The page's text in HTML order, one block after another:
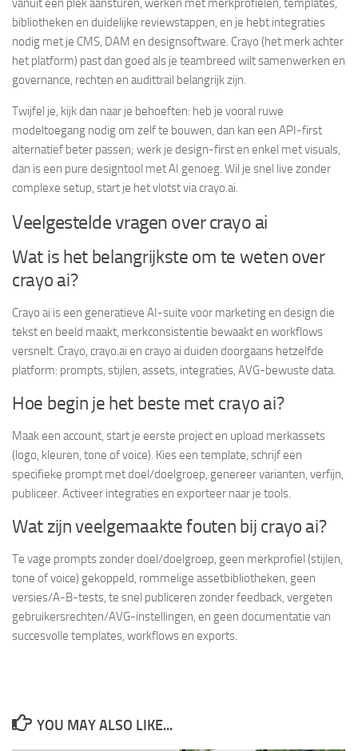
vanuit één plek aansturen, werken met merkprofielen, templates,
bibliotheken en duidelijke reviewstappen, en je hebt integraties
nodig met je CMS, DAM en designsoftware. Crayo (het merk achter
het platform) past dan goed als je teambreed wilt samenwerken en
governance, rechten en audittrail belangrijk zijn.
Twijfel je, kijk dan naar je behoeften: heb je vooral ruwe
modeltoegang nodig om zelf te bouwen, dan kan een API-first
alternatief beter passen; werk je design-first en enkel met visuals,
dan is een pure designtool met AI genoeg. Wil je snel live zonder
complexe setup, start je het vlotst via crayo.ai.
Veelgestelde vragen over crayo ai
Wat is het belangrijkste om te weten over
crayo ai?
Crayo ai is een generatieve AI-suite voor marketing en design die
tekst en beeld maakt, merkconsistentie bewaakt en workflows
versnelt. Crayo, crayo.ai en crayo ai duiden doorgaans hetzelfde
platform: prompts, stijlen, assets, integraties, AVG-bewuste data.
Hoe begin je het beste met crayo ai?
Maak een account, start je eerste project en upload merkassets
(logo, kleuren, tone of voice). Kies een template, schrijf een
specifieke prompt met doel/doelgroep, genereer varianten, verfijn,
publiceer. Activeer integraties en exporteer naar je tools.
Wat zijn veelgemaakte fouten bij crayo ai?
Te vage prompts zonder doel/doelgroep, geen merkprofiel (stijlen,
tone of voice) gekoppeld, rommelige assetbibliotheken, geen
versies/A-B-tests, te snel publiceren zonder feedback, vergeten
gebruikersrechten/AVG-instellingen, en geen documentatie van
succesvolle templates, workflows en exports.
YOU MAY ALSO LIKE...